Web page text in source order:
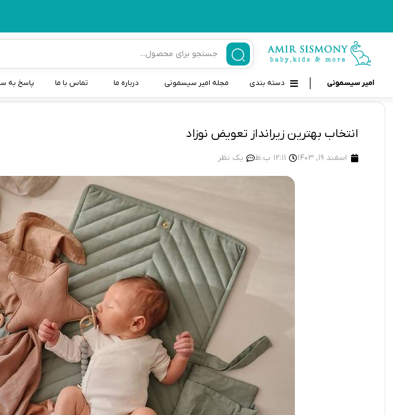
امیر سیسمونی دسته بندی
مسواک و خمیر دندان کودک
تب سنج نوزاد و کودک
رابط و پد سینه
دستگاه بخور سرد کودک
مجله امیر سیسمونی درباره ما تماس با ما پاسخ به
انتخاب بهترین زیرانداز تعویض نوزاد
اسفند 19, 1403 12:11 ب.ظ یک نظر